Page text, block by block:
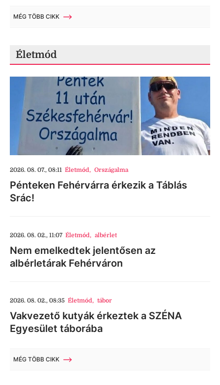
MÉG TÖBB CIKK
Életmód
2026. 08. 07., 08:11 Életmód, Országalma
Pénteken Fehérvárra érkezik a Táblás
Srác!
2026. 08. 02., 11:07 Életmód, albérlet
Nem emelkedtek jelentősen az
albérletárak Fehérváron
2026. 08. 02., 08:35 Életmód, tábor
Vakvezető kutyák érkeztek a SZÉNA
Egyesület táborába
MÉG TÖBB CIKK